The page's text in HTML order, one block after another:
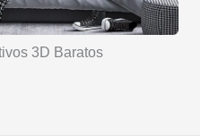
3D Baratos